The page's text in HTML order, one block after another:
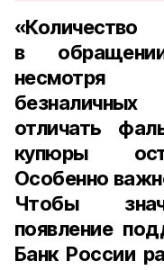
в
несмотря
отличать
купюры
Особенно
Чтобы
появление
Банк России